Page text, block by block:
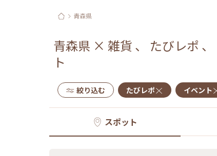
青森県
青森県 × 雑貨 、 たびレポ 、
ト
絞り込む たびレポ イベント
スポット